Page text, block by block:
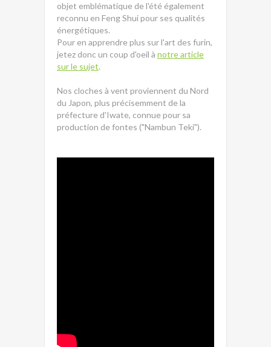
objet emblématique de l'été également
reconnu en Feng Shui pour ses qualités
énergétiques.
Pour en apprendre plus sur l'art des furin,
jetez donc un coup d'oeil à notre article
sur le sujet.
Nos cloches à vent proviennent du Nord
du Japon, plus précisemment de la
préfecture d'Iwate, connue pour sa
production de fontes ("Nambun Teki").